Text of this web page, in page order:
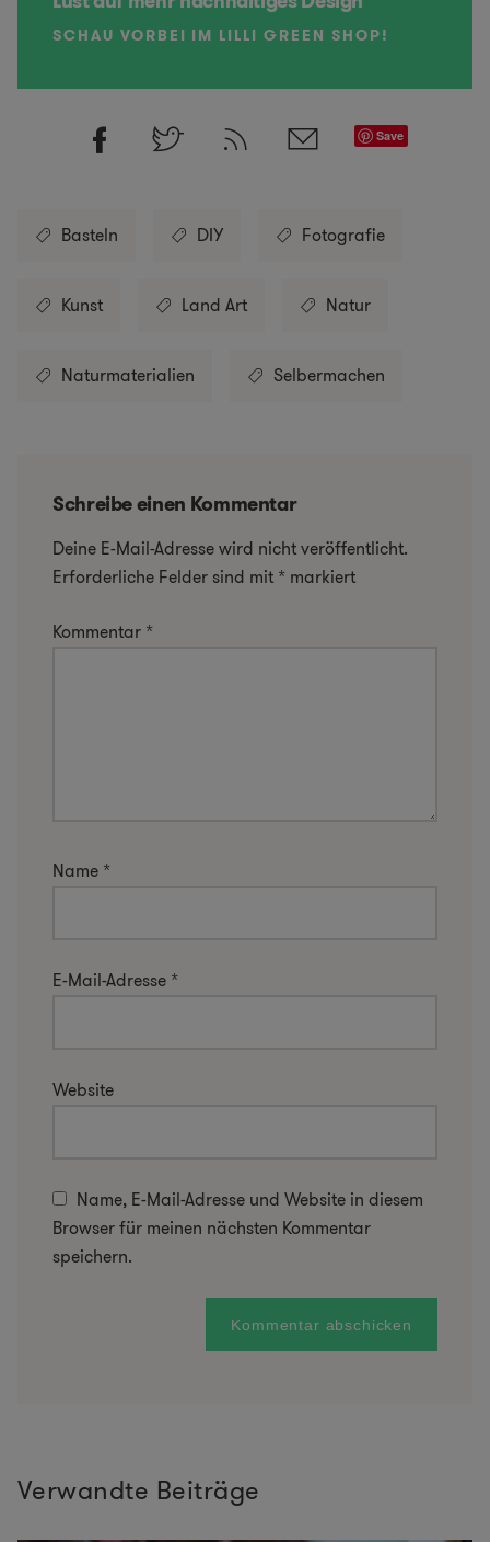
SCHAU VORBEI IM LILLI GREEN SHOP!
Save
Basteln DIY Fotografie
Kunst Land Art Natur
Naturmaterialien Selbermachen
Schreibe einen Kommentar
Deine E-Mail-Adresse wird nicht veröffentlicht.
Erforderliche Felder sind mit * markiert
Kommentar *
Name *
E-Mail-Adresse *
Website
Name, E-Mail-Adresse und Website in diesem
Browser für meinen nächsten Kommentar
speichern.
Verwandte Beiträge